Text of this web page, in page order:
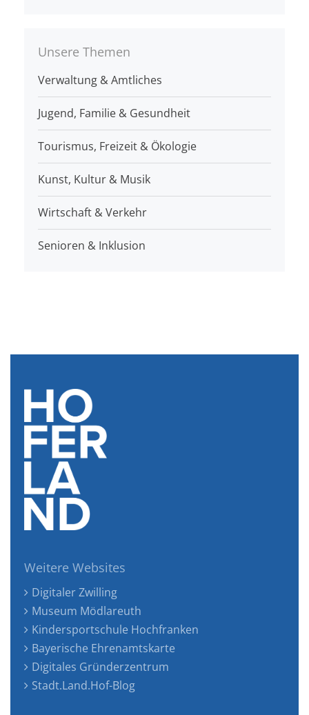
Unsere Themen
Verwaltung & Amtliches
Jugend, Familie & Gesundheit
Tourismus, Freizeit & Ökologie
Kunst, Kultur & Musik
Wirtschaft & Verkehr
Senioren & Inklusion
Weitere Websites
Digitaler Zwilling
Museum Mödlareuth
Kindersportschule Hochfranken
Bayerische Ehrenamtskarte
Digitales Gründerzentrum
Stadt.Land.Hof-Blog